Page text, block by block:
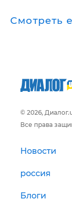
Смотреть
© 2026,
Все права
Новости
россия
Блоги